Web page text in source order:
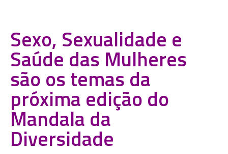
Sexo, Sexualidade e
Saúde das Mulheres
são os temas da
próxima edição do
Mandala da
Diversidade